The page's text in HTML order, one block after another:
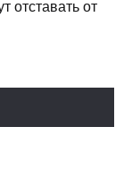
отставать от